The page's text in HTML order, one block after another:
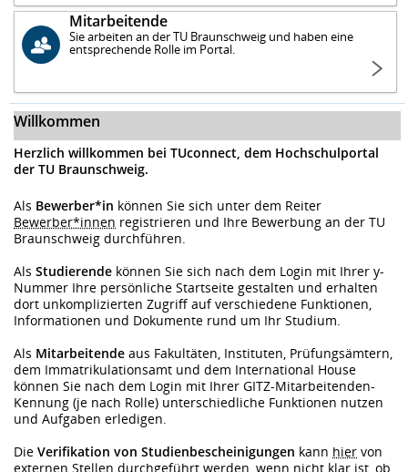
Mitarbeitende
Sie arbeiten an der TU Braunschweig und haben eine
entsprechende Rolle im Portal.
Willkommen
Herzlich willkommen bei TUconnect, dem Hochschulportal
der TU Braunschweig.
Als Bewerber*in können Sie sich unter dem Reiter
Bewerber*innen registrieren und Ihre Bewerbung an der TU
Braunschweig durchführen.
Als Studierende können Sie sich nach dem Login mit Ihrer y-
Nummer Ihre persönliche Startseite gestalten und erhalten
dort unkomplizierten Zugriff auf verschiedene Funktionen,
Informationen und Dokumente rund um Ihr Studium.
Als Mitarbeitende aus Fakultäten, Instituten, Prüfungsämtern,
dem Immatrikulationsamt und dem International House
können Sie nach dem Login mit Ihrer GITZ-Mitarbeitenden-
Kennung (je nach Rolle) unterschiedliche Funktionen nutzen
und Aufgaben erledigen.
Die Verifikation von Studienbescheinigungen kann hier von
externen Stellen durchgeführt werden, wenn nicht klar ist, ob